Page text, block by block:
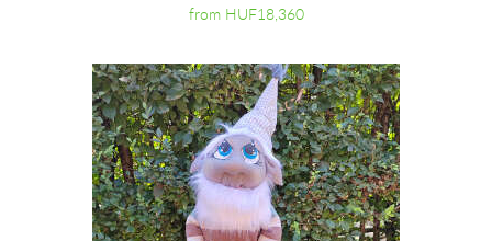
from HUF18,360